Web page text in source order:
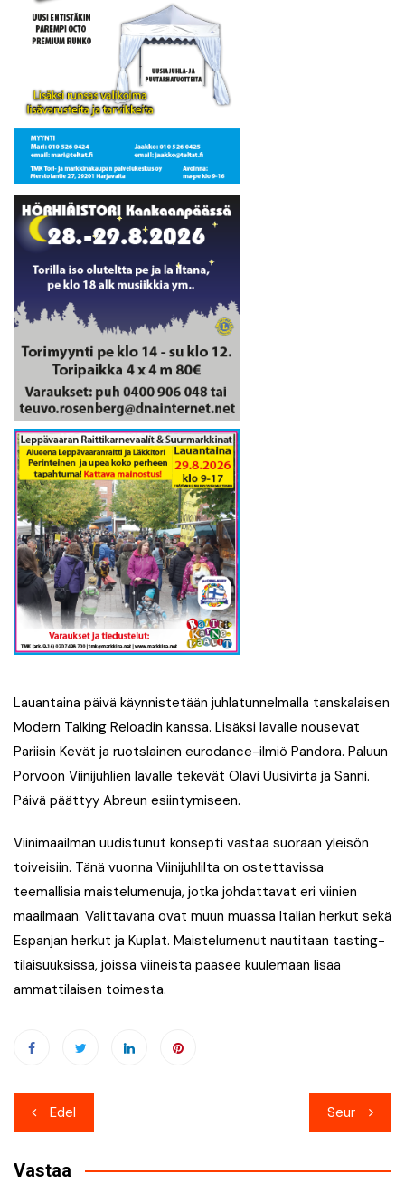
Lauantaina päivä käynnistetään juhlatunnelmalla tanskalaisen
Modern Talking Reloadin kanssa. Lisäksi lavalle nousevat
Pariisin Kevät ja ruotslainen eurodance-ilmiö Pandora. Paluun
Porvoon Viinijuhlien lavalle tekevät Olavi Uusivirta ja Sanni.
Päivä päättyy Abreun esiintymiseen.
Viinimaailman uudistunut konsepti vastaa suoraan yleisön
toiveisiin. Tänä vuonna Viinijuhlilta on ostettavissa
teemallisia maistelumenuja, jotka johdattavat eri viinien
maailmaan. Valittavana ovat muun muassa Italian herkut sekä
Espanjan herkut ja Kuplat. Maistelumenut nautitaan tasting-
tilaisuuksissa, joissa viineistä pääsee kuulemaan lisää
ammattilaisen toimesta.
Artikkelien
selaus
Edel Seur
Vastaa